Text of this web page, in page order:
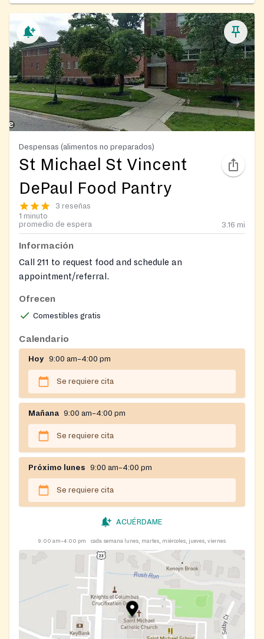
Despensas (alimentos no preparados)
St Michael St Vincent
DePaul Food Pantry
3 reseñas
1 minuto
promedio de espera
3.16 mi
Información
Call 211 to request food and schedule an
appointment/referral.
Ofrecen
Comestibles gratis
Calendario
Hoy 9:00 am–4:00 pm
Se requiere cita
Mañana 9:00 am–4:00 pm
Se requiere cita
Próximo lunes 9:00 am–4:00 pm
Se requiere cita
ACUÉRDAME
9:00 am–4:00 pm cada semana lunes, martes, miércoles, jueves, viernes